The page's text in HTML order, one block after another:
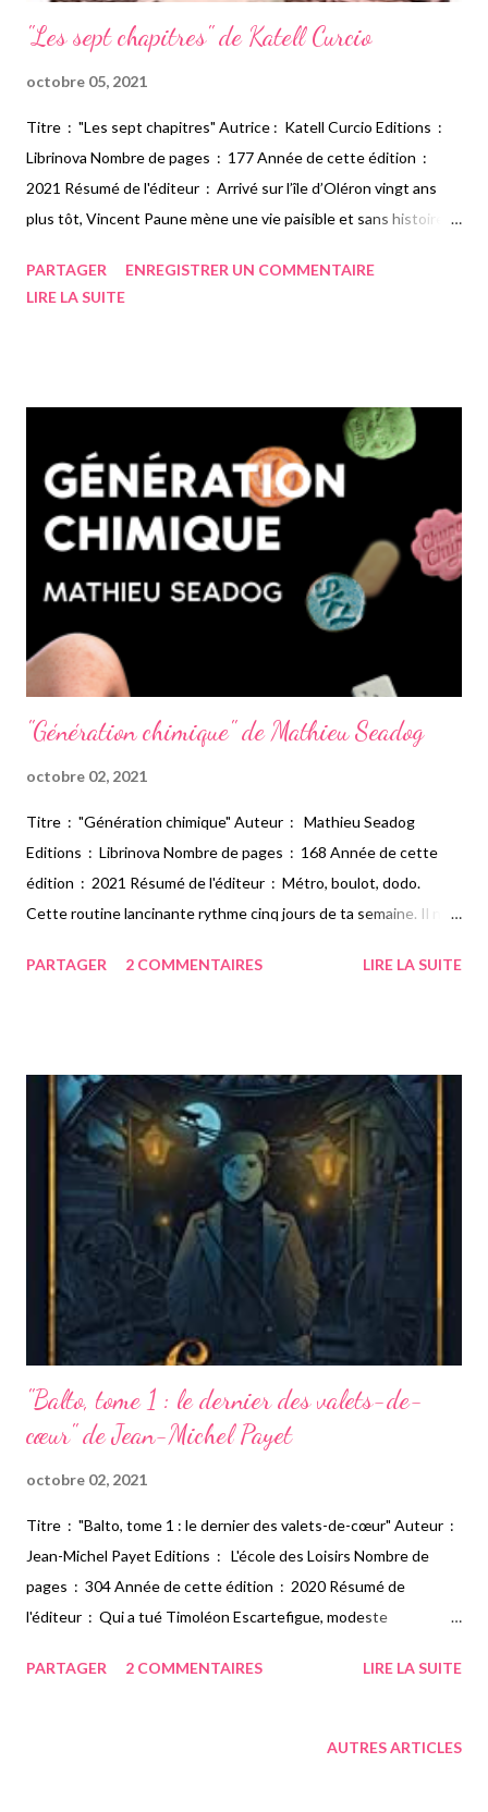
"Les sept chapitres" de Katell Curcio
octobre 05, 2021
Titre : "Les sept chapitres" Autrice : Katell Curcio Editions :
Librinova Nombre de pages : 177 Année de cette édition :
2021 Résumé de l'éditeur : Arrivé sur l’île d’Oléron vingt ans
plus tôt, Vincent Paune mène une vie paisible et sans histoire.
et désorienté. L’affolement s’empare de lui lorsqu’il découvre
delà des apparences. Mon avis : Voici un livre que j'ai beaucoup
aimé. Tout d'abord, j'ai apprécié les personnages. Ils sont
intéressants et j'ai aimé découvrir leur évolution au fil des
pages. Il faut dire qu'il leur arrive quelque chose de fou et que je
me suis demandée dès le début comment m...
PARTAGER
ENREGISTRER UN COMMENTAIRE
LIRE LA SUITE
"Génération chimique" de Mathieu Seadog
octobre 02, 2021
Titre : "Génération chimique" Auteur : Mathieu Seadog
Editions : Librinova Nombre de pages : 168 Année de cette
édition : 2021 Résumé de l'éditeur : Métro, boulot, dodo.
Cette routine lancinante rythme cinq jours de ta semaine. Il ne
Mais connais-tu cette magnifique échappatoire, cette porte
livre qui m'a scotchée. Personnellement, je n'ai pas l'habitude de
lire des ouvrages sur la drogue et quand j'ai vu celui-ci, j'ai été
tentée de le découvrir. Je suis contente de l'avoir fait car il m'a
permis de mieux comprendre le monde dans lequel on tombe
quand on commence à se droguer. Le personnage de ce livre m'a
fait passer par plusieurs sentiments que ce s...
PARTAGER 2 COMMENTAIRES LIRE LA SUITE
"Balto, tome 1 : le dernier des valets-de-
cœur" de Jean-Michel Payet
octobre 02, 2021
Titre : "Balto, tome 1 : le dernier des valets-de-cœur" Auteur :
Jean-Michel Payet Editions : L'école des Loisirs Nombre de
pages : 304 Année de cette édition : 2020 Résumé de
l'éditeur : Qui a tué Timoléon Escartefigue, modeste
s'est-il passé sur le front, en pleine guerre de 14, dans les
condamné à mort qui a disparu avant son exécution ? Quel
PARTAGER 2 COMMENTAIRES LIRE LA SUITE
AUTRES ARTICLES